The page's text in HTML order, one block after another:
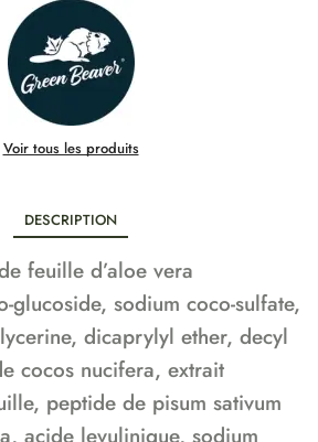
Voir tous les produits
DESCRIPTION
feuille d’aloe vera
glucoside, sodium coco-sulfate,
dicaprylyl ether, decyl
cocos nucifera, extrait
peptide de pisum sativum
acide levulinique, sodium